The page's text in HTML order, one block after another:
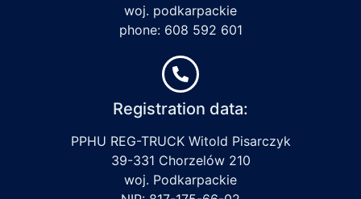
woj. podkarpackie
phone: 608 592 601
Registration data:
PPHU REG-TRUCK Witold Pisarczyk
39-331 Chorzelów 210
woj. Podkarpackie